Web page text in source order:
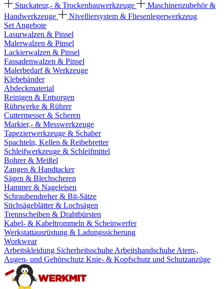
Stuckateur,- & Trockenbauwerkzeuge
Maschinenzubehör &
Handwerkzeuge
Nivelliersystem & Fliesenlegerwerkzeug
Set Angebote
Lasurwalzen & Pinsel
Malerwalzen & Pinsel
Lackierwalzen & Pinsel
Fassadenwalzen & Pinsel
Malerbedarf & Werkzeuge
Klebebänder
Abdeckmaterial
Reinigen & Entsorgen
Rührwerke & Rührer
Cuttermesser & Scheren
Markier,- & Messwerkzeuge
Tapezierwerkzeuge & Schaber
Spachteln, Kellen & Reibebretter
Schleifwerkzeuge & Schleifmittel
Bohrer & Meißel
Zangen & Handtacker
Sägen & Blechscheren
Hammer & Nageleisen
Schraubendreher & Bit-Sätze
Stichsägeblätter & Lochsägen
Trennscheiben & Drahtbürsten
Kabel- & Kabeltrommeln & Scheinwerfer
Werkstattausrüstung & Ladungssicherung
Workwear
Arbeitskleidung Sicherheitsschuhe Arbeitshandschuhe Atem-,
Augen- und Gehörschutz Knie- & Kopfschutz und Schutzanzüge